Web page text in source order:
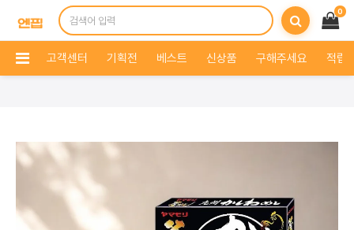
0
고객센터 기획전 베스트 신상품 구해주세요 적립